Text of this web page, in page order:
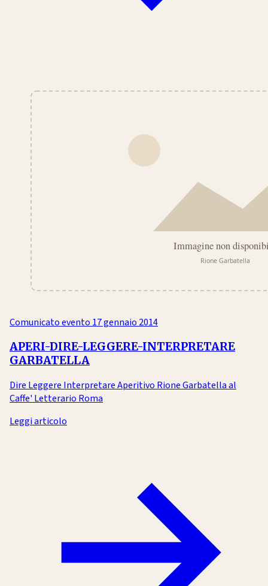
Comunicato evento 17 gennaio 2014
APERI-DIRE-LEGGERE-INTERPRETARE
GARBATELLA
Dire Leggere Interpretare Aperitivo Rione Garbatella al
Caffe' Letterario Roma
Leggi articolo